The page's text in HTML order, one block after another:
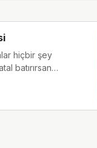
hiçbir şey
batırırsan
tutkunu olduğum